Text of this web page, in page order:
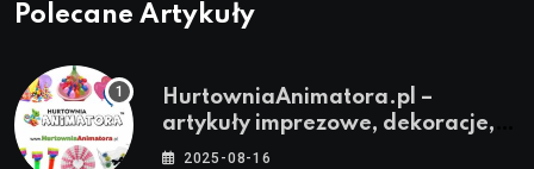
Polecane Artykuły
HurtowniaAnimatora.pl –
artykuły imprezowe, dekoracje,
stroje i akcesoria dla animatorów
2025-08-16